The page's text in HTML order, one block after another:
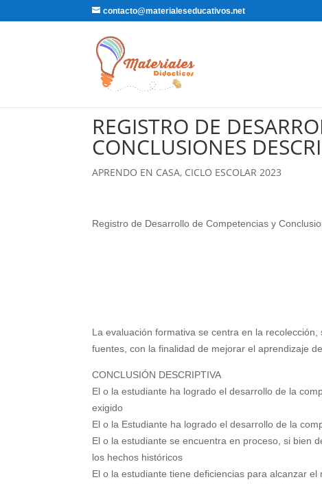
contacto@materialeseducativos.net
REGISTRO DE
CONCLUSIONES
APRENDO EN CASA, CICLO ESCOLAR 2023
Registro de Desarrollo de Competencias y
La evaluación formativa se centra en la
fuentes, con la finalidad de mejorar el aprendizaje
CONCLUSIÓN DESCRIPTIVA
El o la estudiante ha logrado el desarrollo de la
exigido
El o la Estudiante ha logrado el desarrollo de la
El o la estudiante se encuentra en proceso, si bien
los hechos históricos
El o la estudiante tiene deficiencias para alcanzar el